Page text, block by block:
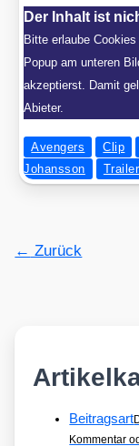
Der Inhalt ist
Bitte erlaube
Popup am unteren
akzeptierst. Damit
Abieter.
Avengers Clip
Johansson
Trailer
← Zurück
Beitragsart
Kommentar